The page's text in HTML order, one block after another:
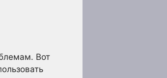
Вот